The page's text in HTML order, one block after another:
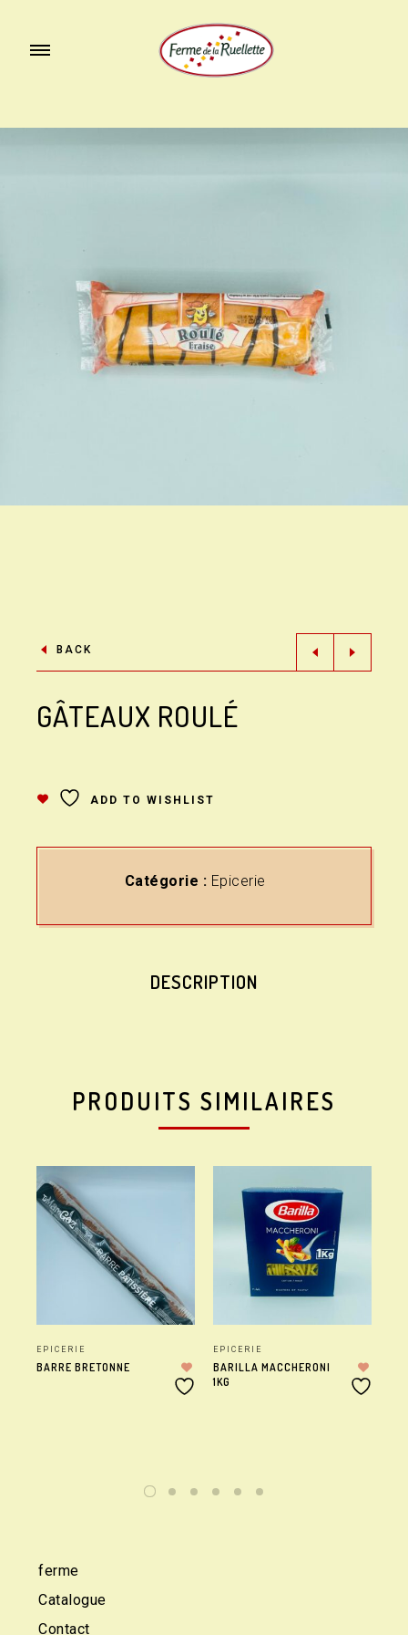
BACK
GÂTEAUX ROULÉ
ADD TO WISHLIST
Catégorie : Epicerie
DESCRIPTION
PRODUITS SIMILAIRES
EPICERIE
BARRE BRETONNE
EPICERIE
BARILLA MACCHERONI
1KG
ferme
Catalogue
Contact